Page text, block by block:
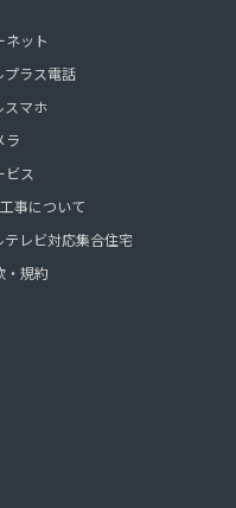
ネット
プラス電話
スマホ
ラ
ビス
事について
テレビ対応集合住宅
・規約